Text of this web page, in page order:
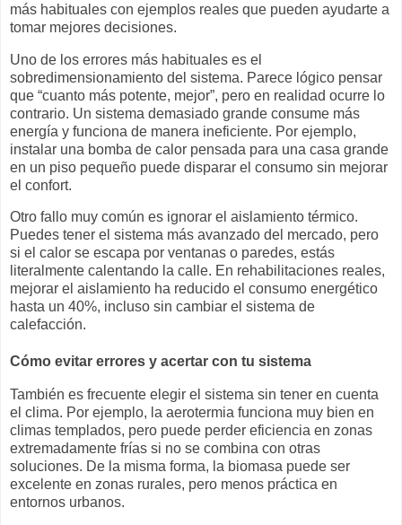
más habituales con ejemplos reales que pueden ayudarte a
tomar mejores decisiones.
Uno de los errores más habituales es el
sobredimensionamiento del sistema. Parece lógico pensar
que “cuanto más potente, mejor”, pero en realidad ocurre lo
contrario. Un sistema demasiado grande consume más
energía y funciona de manera ineficiente. Por ejemplo,
instalar una bomba de calor pensada para una casa grande
en un piso pequeño puede disparar el consumo sin mejorar
el confort.
Otro fallo muy común es ignorar el aislamiento térmico.
Puedes tener el sistema más avanzado del mercado, pero
si el calor se escapa por ventanas o paredes, estás
literalmente calentando la calle. En rehabilitaciones reales,
mejorar el aislamiento ha reducido el consumo energético
hasta un 40%, incluso sin cambiar el sistema de
calefacción.
Cómo evitar errores y acertar con tu sistema
También es frecuente elegir el sistema sin tener en cuenta
el clima. Por ejemplo, la aerotermia funciona muy bien en
climas templados, pero puede perder eficiencia en zonas
extremadamente frías si no se combina con otras
soluciones. De la misma forma, la biomasa puede ser
excelente en zonas rurales, pero menos práctica en
entornos urbanos.